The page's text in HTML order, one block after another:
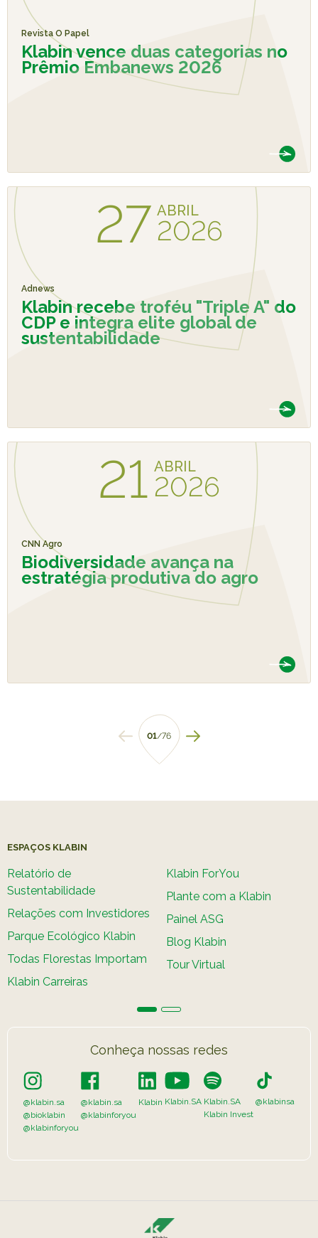
Revista O Papel
Klabin vence duas categorias no
Prêmio Embanews 2026
27 ABRIL
2026
Adnews
Klabin recebe troféu "Triple A" do
CDP e integra elite global de
sustentabilidade
21 ABRIL
2026
CNN Agro
Biodiversidade avança na
estratégia produtiva do agro
01/76
ESPAÇOS KLABIN
Relatório de
Sustentabilidade
Relações com Investidores
Parque Ecológico Klabin
Todas Florestas Importam
Klabin Carreiras
Klabin ForYou
Plante com a Klabin
Painel ASG
Blog Klabin
Tour Virtual
Conheça nossas redes
@klabin.sa
@bioklabin
@klabinforyou
@klabin.sa
@klabinforyou
Klabin Klabin.SA Klabin.SA
Klabin Invest
@klabinsa